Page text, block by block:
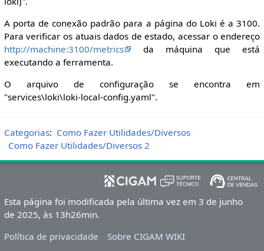
A porta de conexão padrão para a página do Loki é a 3100.
Para verificar os atuais dados de estado, acessar o endereço
http://machine:3100/metrics
da máquina que está
executando a ferramenta.
O arquivo de configuração se encontra em
"services\loki\loki-local-config.yaml".
Categorias: Como Fazer Utilidades/Diversos
Como Fazer Utilidades/Diversos 2
Esta página foi modificada pela última vez em 3 de junho
de 2025, às 13h26min.
Política de privacidade
Sobre CIGAM WIKI